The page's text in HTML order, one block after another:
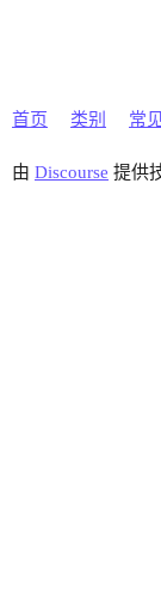
首页 类别 常
由 Discourse 提供